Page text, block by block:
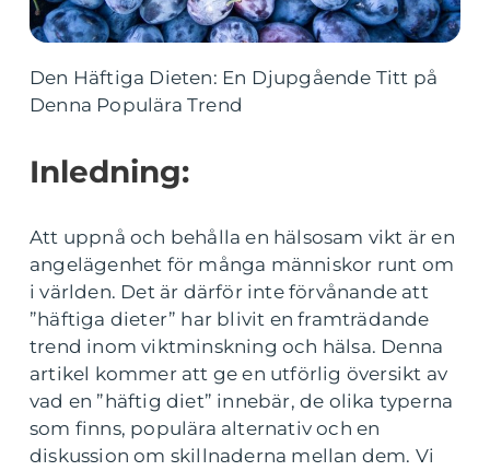
Den Häftiga Dieten: En Djupgående Titt på
Denna Populära Trend
Inledning:
Att uppnå och behålla en hälsosam vikt är en
angelägenhet för många människor runt om
i världen. Det är därför inte förvånande att
”häftiga dieter” har blivit en framträdande
trend inom viktminskning och hälsa. Denna
artikel kommer att ge en utförlig översikt av
vad en ”häftig diet” innebär, de olika typerna
som finns, populära alternativ och en
diskussion om skillnaderna mellan dem. Vi